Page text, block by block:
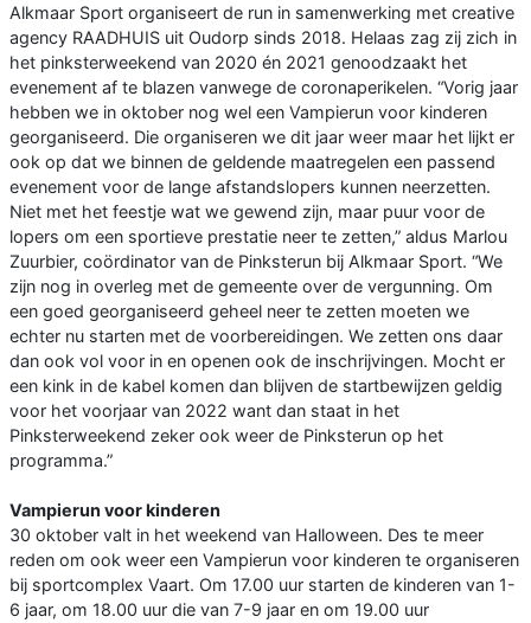
Alkmaar Sport organiseert de run in samenwerking met creative
agency RAADHUIS uit Oudorp sinds 2018. Helaas zag zij zich in
het pinksterweekend van 2020 én 2021 genoodzaakt het
evenement af te blazen vanwege de coronaperikelen. “Vorig jaar
hebben we in oktober nog wel een Vampierun voor kinderen
georganiseerd. Die organiseren we dit jaar weer maar het lijkt er
ook op dat we binnen de geldende maatregelen een passend
evenement voor de lange afstandslopers kunnen neerzetten.
Niet met het feestje wat we gewend zijn, maar puur voor de
lopers om een sportieve prestatie neer te zetten,” aldus Marlou
Zuurbier, coördinator van de Pinksterun bij Alkmaar Sport. “We
zijn nog in overleg met de gemeente over de vergunning. Om
een goed georganiseerd geheel neer te zetten moeten we
echter nu starten met de voorbereidingen. We zetten ons daar
dan ook vol voor in en openen ook de inschrijvingen. Mocht er
een kink in de kabel komen dan blijven de startbewijzen geldig
voor het voorjaar van 2022 want dan staat in het
Pinksterweekend zeker ook weer de Pinksterun op het
programma.”
Vampierun voor kinderen
30 oktober valt in het weekend van Halloween. Des te meer
reden om ook weer een Vampierun voor kinderen te organiseren
bij sportcomplex Vaart. Om 17.00 uur starten de kinderen van 1-
6 jaar, om 18.00 uur die van 7-9 jaar en om 19.00 uur